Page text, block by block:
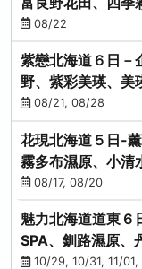
08/22
紫戀北海道６日－
野、紫彩美瑛、美
轉塔08/21, 08/28
花現北海道５日-
霧多布濕原、小清
泉SPA、螃蟹吃到飽
08/17, 08/20
魅力北海道道東６
SPA、釧路濕原、
體驗10/29, 10/31, 11/